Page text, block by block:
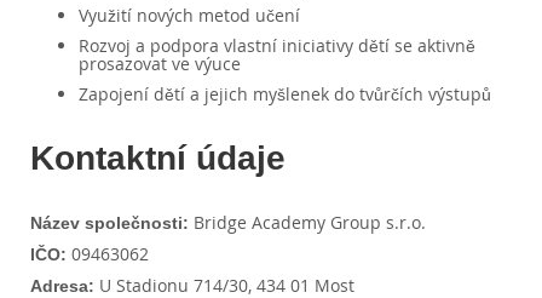
Využití nových metod učení
Rozvoj a podpora vlastní iniciativy dětí se aktivně
prosazovat ve výuce
Zapojení dětí a jejich myšlenek do tvůrčích výstupů
Kontaktní údaje
Název společnosti: Bridge Academy Group s.r.o.
IČO: 09463062
Adresa: U Stadionu 714/30, 434 01 Most